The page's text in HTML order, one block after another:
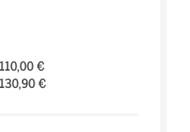
110,00 €
130,90 €